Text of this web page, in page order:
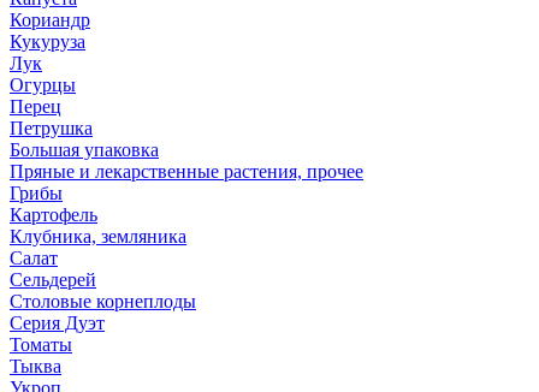
Кориандр
Кукуруза
Лук
Огурцы
Перец
Петрушка
Большая упаковка
Пряные и лекарственные растения, прочее
Грибы
Картофель
Клубника, земляника
Салат
Сельдерей
Столовые корнеплоды
Серия Дуэт
Томаты
Тыква
Укроп